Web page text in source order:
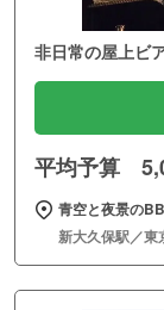
非日常の屋上ビ
平均予算
青空と夜景の
新大久保駅／東